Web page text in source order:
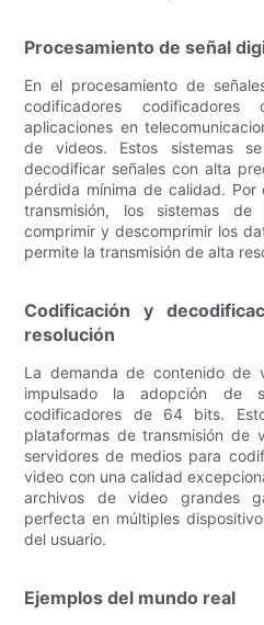
Procesamiento de señal
En el procesamiento de
codificadores
aplicaciones en
de videos. Estos sistemas
decodificar señales con alta
pérdida mínima de calidad. Por
transmisión, los sistemas
comprimir y descomprimir los
permite la transmisión de alta
Codificación y
resolución
La demanda de contenido de
impulsado la adopción de
codificadores de 64 bits.
plataformas de transmisión de
servidores de medios para
video con una calidad
archivos de video grandes
perfecta en múltiples
del usuario.
Ejemplos del mundo real